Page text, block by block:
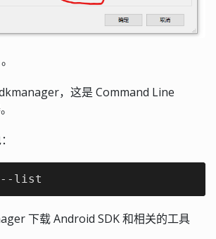
。
，这是 Command Line
--list
下载 Android SDK 和相关的工具